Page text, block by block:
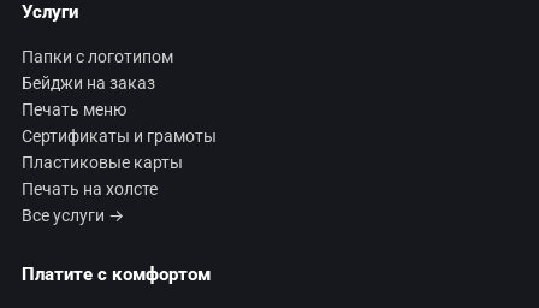
Услуги
Папки с логотипом
Бейджи на заказ
Печать меню
Сертификаты и грамоты
Пластиковые карты
Печать на холсте
Все услуги →
Платите с комфортом